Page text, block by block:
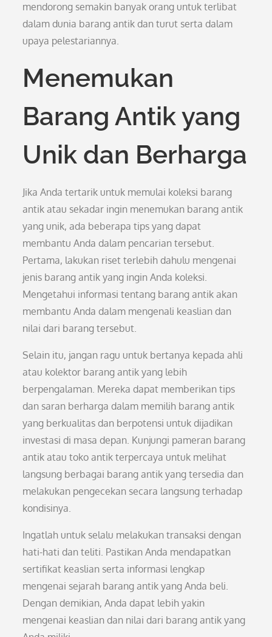
mendorong semakin banyak orang untuk terlibat
dalam dunia barang antik dan turut serta dalam
upaya pelestariannya.
Menemukan
Barang Antik yang
Unik dan Berharga
Jika Anda tertarik untuk memulai koleksi barang
antik atau sekadar ingin menemukan barang antik
yang unik, ada beberapa tips yang dapat
membantu Anda dalam pencarian tersebut.
Pertama, lakukan riset terlebih dahulu mengenai
jenis barang antik yang ingin Anda koleksi.
Mengetahui informasi tentang barang antik akan
membantu Anda dalam mengenali keaslian dan
nilai dari barang tersebut.
Selain itu, jangan ragu untuk bertanya kepada ahli
atau kolektor barang antik yang lebih
berpengalaman. Mereka dapat memberikan tips
dan saran berharga dalam memilih barang antik
yang berkualitas dan berpotensi untuk dijadikan
investasi di masa depan. Kunjungi pameran barang
antik atau toko antik terpercaya untuk melihat
langsung berbagai barang antik yang tersedia dan
melakukan pengecekan secara langsung terhadap
kondisinya.
Ingatlah untuk selalu melakukan transaksi dengan
hati-hati dan teliti. Pastikan Anda mendapatkan
sertifikat keaslian serta informasi lengkap
mengenai sejarah barang antik yang Anda beli.
Dengan demikian, Anda dapat lebih yakin
mengenai keaslian dan nilai dari barang antik yang